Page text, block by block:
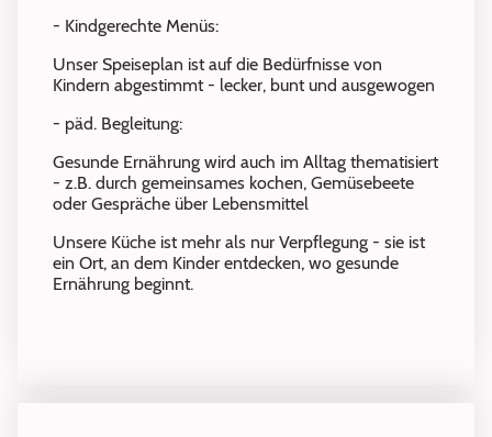
- Kindgerechte Menüs:
Unser Speiseplan ist auf die Bedürfnisse von
Kindern abgestimmt - lecker, bunt und ausgewogen
- päd. Begleitung:
Gesunde Ernährung wird auch im Alltag thematisiert
- z.B. durch gemeinsames kochen, Gemüsebeete
oder Gespräche über Lebensmittel
Unsere Küche ist mehr als nur Verpflegung - sie ist
ein Ort, an dem Kinder entdecken, wo gesunde
Ernährung beginnt.